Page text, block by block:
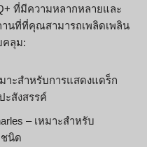
ที่มีความหลากหลายและ
านที่ที่คุณสามารถเพลิดเพลิน
คลุม:
มาะสำหรับการแสดงแดร็ก
ะสังสรรค์
– เหมาะสำหรับ
ชนิด